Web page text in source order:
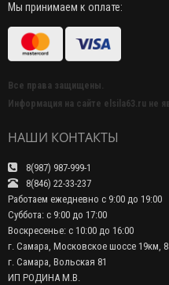
Мы принимаем к оплате:
Все права защищены.
Информация на сайте elsila63.ru не
НАШИ КОНТАКТЫ
8(987) 987-999-1
8(846) 22-33-237
Работаем ежедневно с 9:00 до 19:00
Суббота: с 9:00 до 17:00
Воскресенье: с 10:00 до 16:00
г. Самара, Московское шоссе 19км,
г. Самара, Вольская 81
ИП РОДИНА М.В.